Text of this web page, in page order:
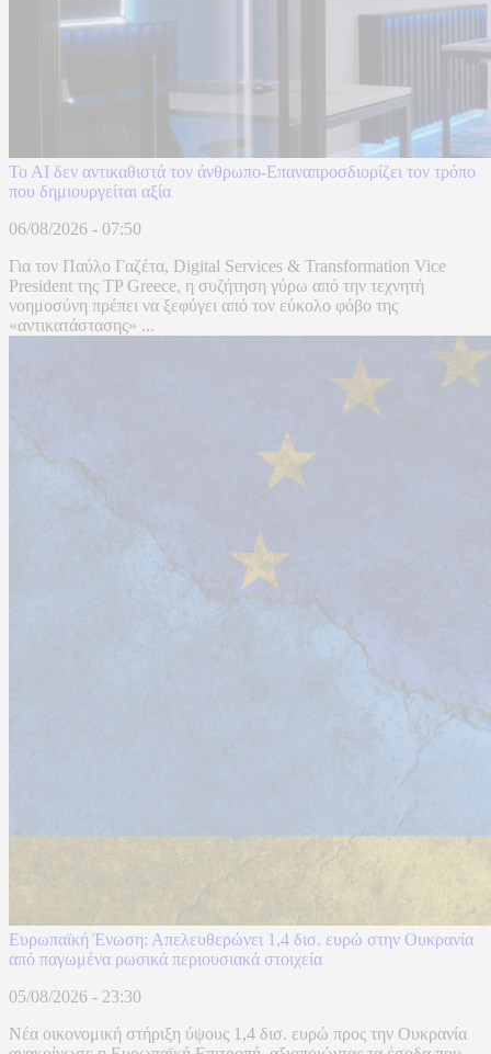
To AI δεν αντικαθιστά τον άνθρωπο-Επαναπροσδιορίζει τον τρόπο
που δημιουργείται αξία
06/08/2026 - 07:50
Για τον Παύλο Γαζέτα, Digital Services & Transformation Vice
President της TP Greece, η συζήτηση γύρω από την τεχνητή
νοημοσύνη πρέπει να ξεφύγει από τον εύκολο φόβο της
«αντικατάστασης» ...
Ευρωπαϊκή Ένωση: Απελευθερώνει 1,4 δισ. ευρώ στην Ουκρανία
από παγωμένα ρωσικά περιουσιακά στοιχεία
05/08/2026 - 23:30
Νέα οικονομική στήριξη ύψους 1,4 δισ. ευρώ προς την Ουκρανία